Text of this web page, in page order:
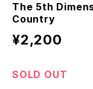
The 5th
Country
¥2,200
SOLD OUT